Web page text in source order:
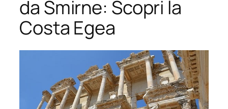
da Smirne: Scopri la
Costa Egea